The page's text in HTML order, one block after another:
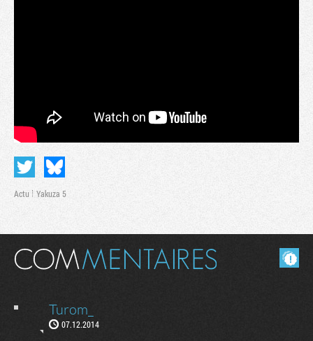
Actu Yakuza 5
Masquer les commentaires lus.
Turom_
07.12.2014